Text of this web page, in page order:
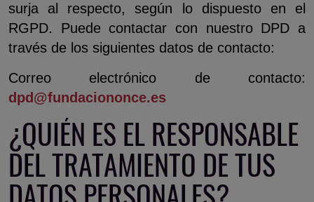
surja al respecto, según lo dispuesto en el
RGPD. Puede contactar con nuestro DPD a
través de los siguientes datos de contacto:
Correo electrónico de contacto:
dpd@fundaciononce.es
¿QUIÉN ES EL RESPONSABLE
DEL TRATAMIENTO DE TUS